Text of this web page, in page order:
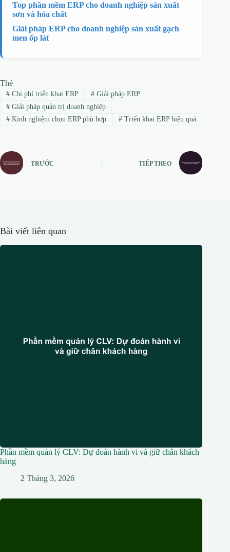
Top phần mềm ERP cho doanh nghiệp sản xuất
sơn và hóa chất
Giải pháp ERP cho doanh nghiệp sản xuất gạch
men ốp lát
Thẻ
#Chi phí triển khai ERP #Giải pháp ERP
#Giải pháp quản trị doanh nghiệp
#Kinh nghiệm chọn ERP phù hợp #Triển khai ERP hiệu quả
TRƯỚC TIẾP THEO
Bài viết liên quan
Phần mềm quản lý CLV: Dự đoán hành vi và giữ chân khách
hàng
2 Tháng 3, 2026